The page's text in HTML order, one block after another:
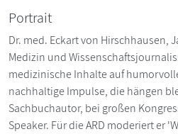
Portrait
Dr. med. Eckart von Hirschhausen,
Medizin und
medizinische Inhalte auf
nachhaltige Impulse, die hängen
Sachbuchautor, bei großen
Speaker. Für die ARD moderiert er